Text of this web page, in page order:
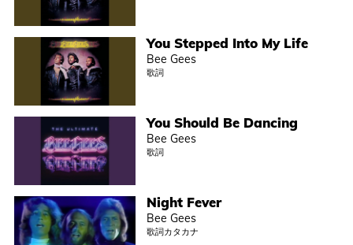
You Stepped Into My Life
Bee Gees
歌詞
You Should Be Dancing
Bee Gees
歌詞
Night Fever
Bee Gees
歌詞カタカナ